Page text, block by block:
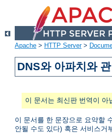
Apache > HTTP Server>
DNS와 아파치와
이 문서는 최신판 번역이 아
이 문서를 한 문장으로 요약할
안될 수도 있다) 혹은 서비스거